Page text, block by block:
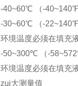
-40~60℃ （-40~140℉
-30~60℃ （-22~140℉
环境温度必须在填充
-50~300℃ （-
环境温度必须在填充
zui大测量值